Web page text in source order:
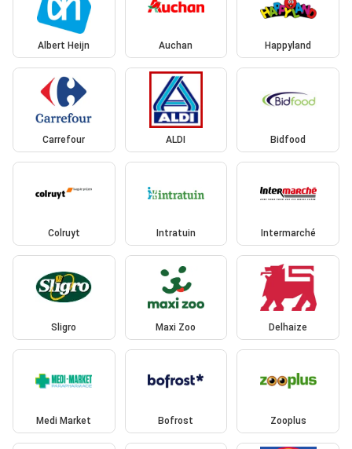
Albert Heijn Auchan Happyland
Carrefour ALDI Bidfood
Colruyt Intratuin Intermarché
Sligro Maxi Zoo Delhaize
Medi Market Bofrost Zooplus